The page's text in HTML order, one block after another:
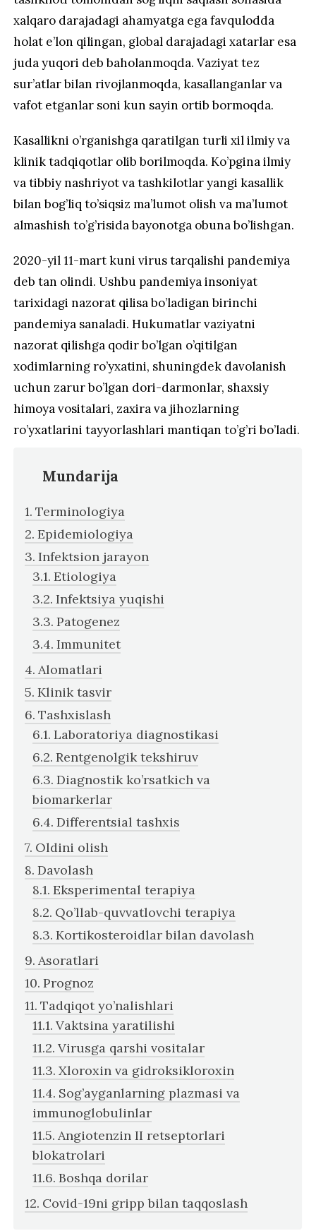
xalqaro darajadagi ahamyatga ega favqulodda
holat e’lon qilingan, global darajadagi xatarlar esa
juda yuqori deb baholanmoqda. Vaziyat tez
sur’atlar bilan rivojlanmoqda, kasallanganlar va
vafot etganlar soni kun sayin ortib bormoqda.
Kasallikni o’rganishga qaratilgan turli xil ilmiy va
klinik tadqiqotlar olib borilmoqda. Ko’pgina ilmiy
va tibbiy nashriyot va tashkilotlar yangi kasallik
bilan bog’liq to’siqsiz ma’lumot olish va ma’lumot
almashish to’g’risida bayonotga obuna bo’lishgan.
2020-yil 11-mart kuni virus tarqalishi pandemiya
deb tan olindi. Ushbu pandemiya insoniyat
tarixidagi nazorat qilisa bo’ladigan birinchi
pandemiya sanaladi. Hukumatlar vaziyatni
nazorat qilishga qodir bo’lgan o’qitilgan
xodimlarning ro’yxatini, shuningdek davolanish
uchun zarur bo’lgan dori-darmonlar, shaxsiy
himoya vositalari, zaxira va jihozlarning
ro’yxatlarini tayyorlashlari mantiqan to’g’ri bo’ladi.
Mundarija
Terminologiya
Epidemiologiya
Infektsion jarayon
Etiologiya
Infektsiya yuqishi
Patogenez
Immunitet
Alomatlari
Klinik tasvir
Tashxislash
Laboratoriya diagnostikasi
Rentgenolgik tekshiruv
Diagnostik ko’rsatkich va
biomarkerlar
Differentsial tashxis
Oldini olish
Davolash
Eksperimental terapiya
Qo’llab-quvvatlovchi terapiya
Kortikosteroidlar bilan davolash
Asoratlari
Prognoz
Tadqiqot yo’nalishlari
Vaktsina yaratilishi
Virusga qarshi vositalar
Xloroxin va gidroksikloroxin
Sog’ayganlarning plazmasi va
immunoglobulinlar
Angiotenzin II retseptorlari
blokatrolari
Boshqa dorilar
Covid-19ni gripp bilan taqqoslash